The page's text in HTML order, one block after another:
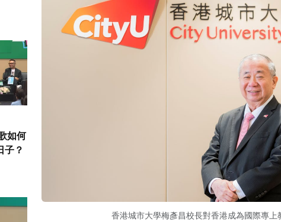
香港城市大學梅彥昌校長對香港成為國際專上
如何
子？